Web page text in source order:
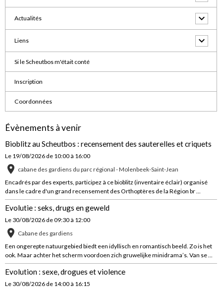
Actualités
Liens
Si le Scheutbos m'était conté
Inscription
Coordonnées
Évènements à venir
Bioblitz au Scheutbos : recensement des sauterelles et criquets
Le 19/08/2026de 10:00 à 16:00
cabane des gardiens du parc régional - Molenbeek-Saint-Jean
Encadrés par des experts, participez à ce bioblitz (inventaire éclair) organisé
dans le cadre d'un grand recensement des Orthoptères de la Région br ...
Evolutie : seks, drugs en geweld
Le 30/08/2026de 09:30 à 12:00
Cabane des gardiens
Een ongerepte natuurgebied biedt een idyllisch en romantisch beeld. Zo is het
ook. Maar achter het scherm voordoen zich gruwelijke minidrama’s. Van se ...
Evolution : sexe, drogues et violence
Le 30/08/2026de 14:00 à 16:15